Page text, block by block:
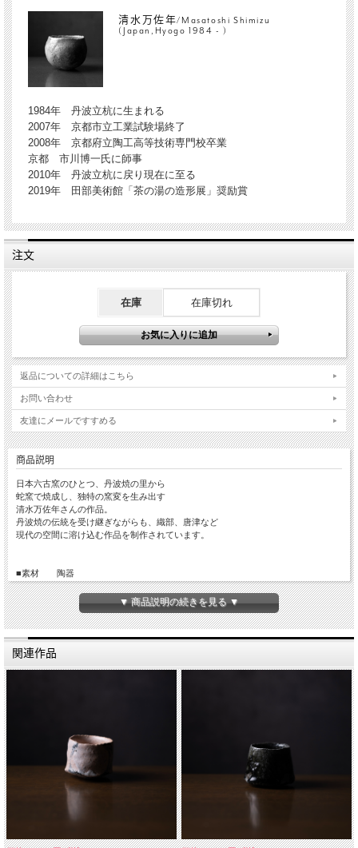
清水万佐年/Masatoshi Shimizu
(Japan,Hyogo 1984 - )
1984年 丹波立杭に生まれる
2007年 京都市立工業試験場終了
2008年 京都府立陶工高等技術専門校卒業
京都 市川博一氏に師事
2010年 丹波立杭に戻り現在に至る
2019年 田部美術館「茶の湯の造形展」奨励賞
注文
在庫 在庫切れ
返品についての詳細はこちら
お問い合わせ
友達にメールですすめる
商品説明
日本六古窯のひとつ、丹波焼の里から
蛇窯で焼成し、独特の窯変を生み出す
清水万佐年さんの作品。
丹波焼の伝統を受け継ぎながらも、織部、唐津など
現代の空間に溶け込む作品を制作されています。
■素材 陶器
■サイズ W約10.5cm D約10.5cm H約11cm
■手触り ざらっとしています。
■重量 約935g
■生産国 Made in Japan
▼ 商品説明の続きを見る ▼
関連作品